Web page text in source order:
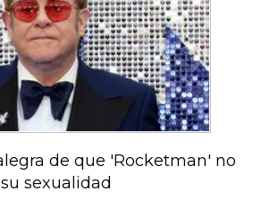
de que 'Rocketman' no
sexualidad